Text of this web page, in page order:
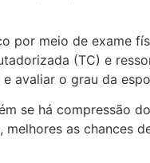
por meio de exame
(TC) e
avaliar o grau da
se há compressão
as chances